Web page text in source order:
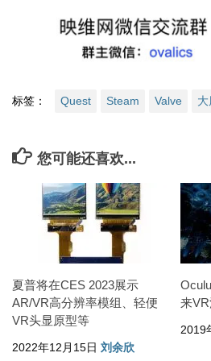
标签： Quest Steam Valve 大
您可能还喜欢...
夏普将在CES 2023展示
AR/VR高分辨率模组、轻便
VR头显原型等
2022年12月15日 刘余欣
来
2019